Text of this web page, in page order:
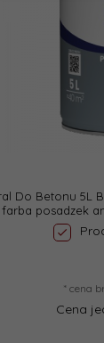
Do Betonu 5L
farba posadzek
* cena
Cena